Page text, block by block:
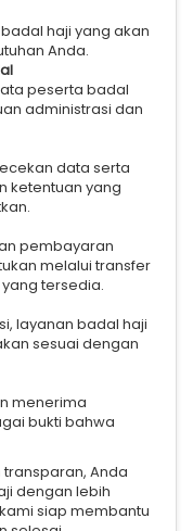
haji yang akan
Anda.
peserta badal
administrasi dan
data serta
ketentuan yang
pembayaran
melalui transfer
tersedia.
layanan badal haji
sesuai dengan
menerima
bukti bahwa
Anda
dengan lebih
siap membantu